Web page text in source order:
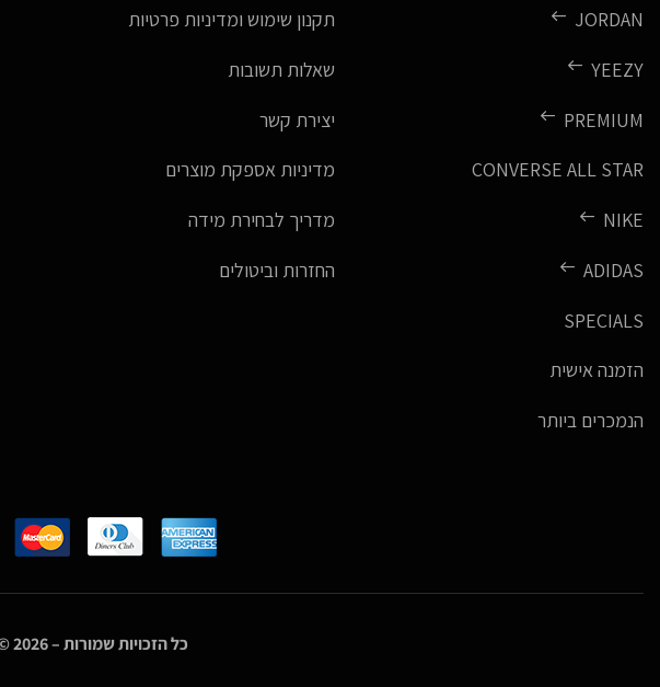
JORDAN
YEEZY
PREMIUM
CONVERSE ALL STAR
NIKE
ADIDAS
SPECIALS
הזמנה אישית
הנמכרים ביותר
תקנון שימוש ומדיניות פרטיות
שאלות תשובות
יצירת קשר
מדיניות אספקת מוצרים
מדריך לבחירת מידה
החזרות וביטולים
כל הזכויות שמורות –2026